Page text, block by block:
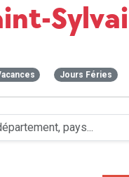
Jours Féries